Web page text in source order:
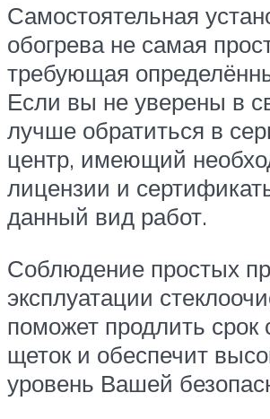
Самостоятельная
обогрева не самая
требующая
Если вы не уверены в
лучше обратиться в
центр, имеющий
лицензии и
данный вид работ.
Соблюдение простых
эксплуатации
поможет продлить срок
щеток и обеспечит
уровень Вашей